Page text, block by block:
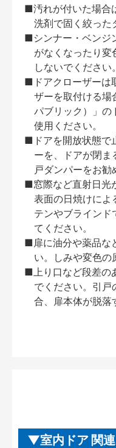
■汚れが付いた場合
洗剤で固く絞った
■シンナー・ベンジ
がなくなったり変
しないでください。
■ドアクローザーは
ザーを取付ける
パブリック）」の
使用ください。
■ドアを開放状態で
ーを、ドアが閉ま
戸ダンパーをお勧
■窓際など直射日光
表面の日焼けによ
テンやブラインド
てください。
■扉に油分や薬品な
い。しみや変色の
■上り口など段差の
でください。引戸
合、扉本体が脱落
室内ドア 関